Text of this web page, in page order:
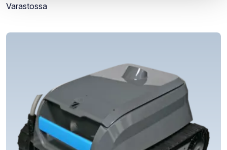
Varastotilanne:
Varastossa